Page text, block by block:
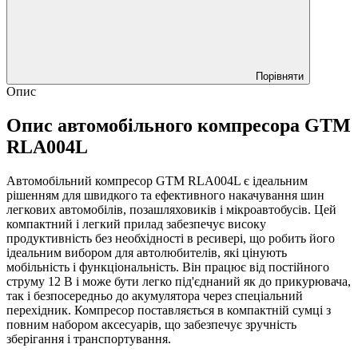
Порівняти
Опис
Опис автомобільного компресора GTM
RLA004L
Автомобільний компресор GTM RLA004L є ідеальним
рішенням для швидкого та ефективного накачування шин
легкових автомобілів, позашляховиків і мікроавтобусів. Цей
компактний і легкий прилад забезпечує високу
продуктивність без необхідності в ресивері, що робить його
ідеальним вибором для автолюбителів, які цінують
мобільність і функціональність. Він працює від постійного
струму 12 В і може бути легко під'єднаний як до прикурювача,
так і безпосередньо до акумулятора через спеціальний
перехідник. Компресор поставляється в компактній сумці з
повним набором аксесуарів, що забезпечує зручність
зберігання і транспортування.